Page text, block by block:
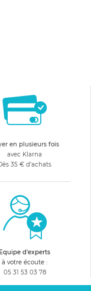
en plusieurs fois
avec Klarna
35 € d'achats
Equipe d'experts
à votre écoute :
05 31 53 03 78